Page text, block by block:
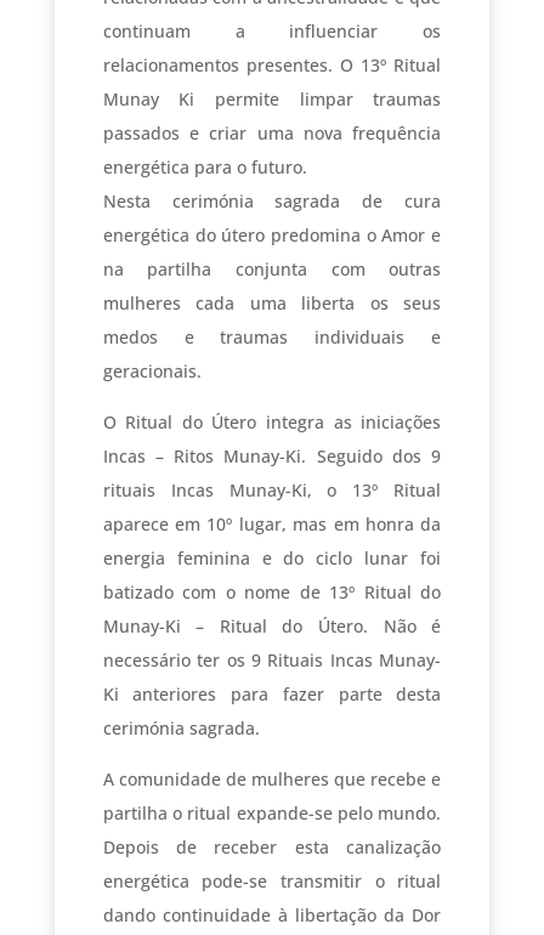
continuam a influenciar os
relacionamentos presentes. O 13º Ritual
Munay Ki permite limpar traumas
passados e criar uma nova frequência
energética para o futuro.
Nesta cerimónia sagrada de cura
energética do útero predomina o Amor e
na partilha conjunta com outras
mulheres cada uma liberta os seus
medos e traumas individuais e
geracionais.
O Ritual do Útero integra as iniciações
Incas – Ritos Munay-Ki. Seguido dos 9
rituais Incas Munay-Ki, o 13º Ritual
aparece em 10º lugar, mas em honra da
energia feminina e do ciclo lunar foi
batizado com o nome de 13º Ritual do
Munay-Ki – Ritual do Útero. Não é
necessário ter os 9 Rituais Incas Munay-
Ki anteriores para fazer parte desta
cerimónia sagrada.
A comunidade de mulheres que recebe e
partilha o ritual expande-se pelo mundo.
Depois de receber esta canalização
energética pode-se transmitir o ritual
dando continuidade à libertação da Dor